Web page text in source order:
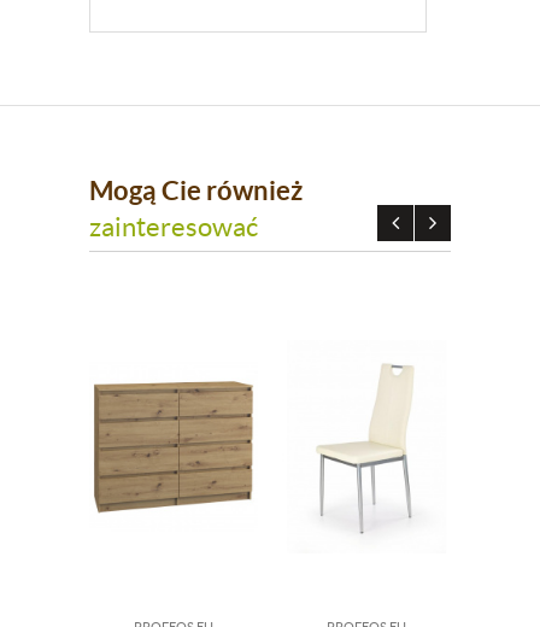
Mogą Cie również
zainteresować